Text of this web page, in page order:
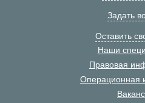
Задать
Оставить
Наши
Правовая
Операционная